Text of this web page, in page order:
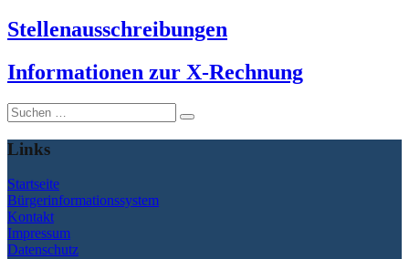
Stellenausschreibungen
Informationen zur X-Rechnung
Suche
nach:
Links
Startseite
Bürgerinformationssystem
Kontakt
Impressum
Datenschutz